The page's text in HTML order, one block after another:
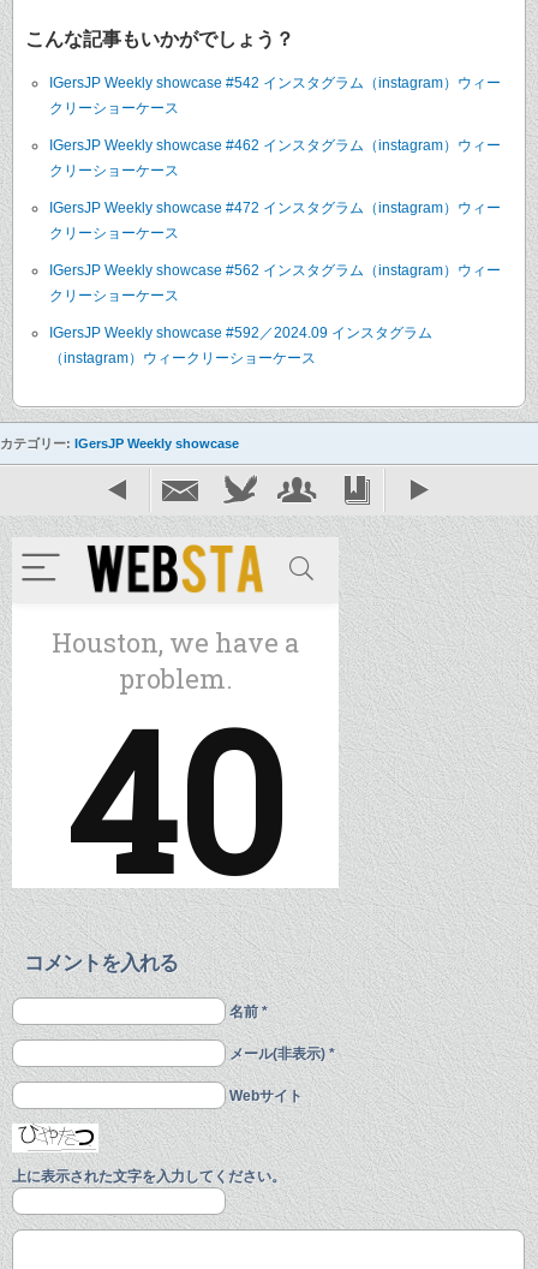
こんな記事もいかがでしょう？
IGersJP Weekly showcase #542 インスタグラム（instagram）ウィー
クリーショーケース
IGersJP Weekly showcase #462 インスタグラム（instagram）ウィー
クリーショーケース
IGersJP Weekly showcase #472 インスタグラム（instagram）ウィー
クリーショーケース
IGersJP Weekly showcase #562 インスタグラム（instagram）ウィー
クリーショーケース
IGersJP Weekly showcase #592／2024.09 インスタグラム
（instagram）ウィークリーショーケース
カテゴリー: IGersJP Weekly showcase
コメントを入れる
名前 *
メール(非表示) *
Webサイト
上に表示された文字を入力してください。